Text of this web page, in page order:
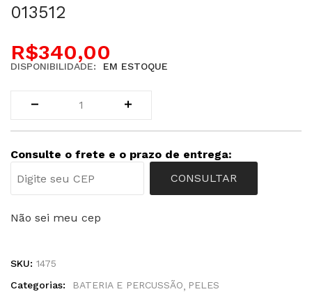
013512
R$340,00
DISPONIBILIDADE: EM ESTOQUE
Consulte o frete e o prazo de entrega:
CONSULTAR
Não sei meu cep
SKU: 1475
Categorias:
BATERIA E PERCUSSÃO PELES